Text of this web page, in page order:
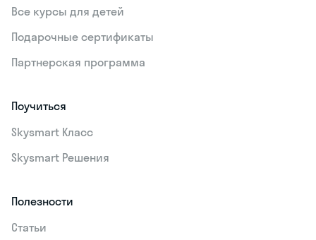
Все курсы для детей
Подарочные сертификаты
Партнерская программа
Поучиться
Skysmart Класс
Skysmart Решения
Полезности
Статьи